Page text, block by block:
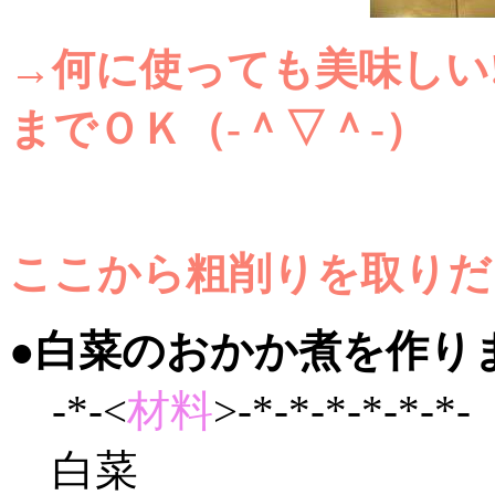
→何に使っても美味し
までＯＫ（‐＾▽＾‐）
ここから粗削りを取り
●白菜のおかか煮を作り
-*-<材料>-*-*-*-*-*-*-
白菜